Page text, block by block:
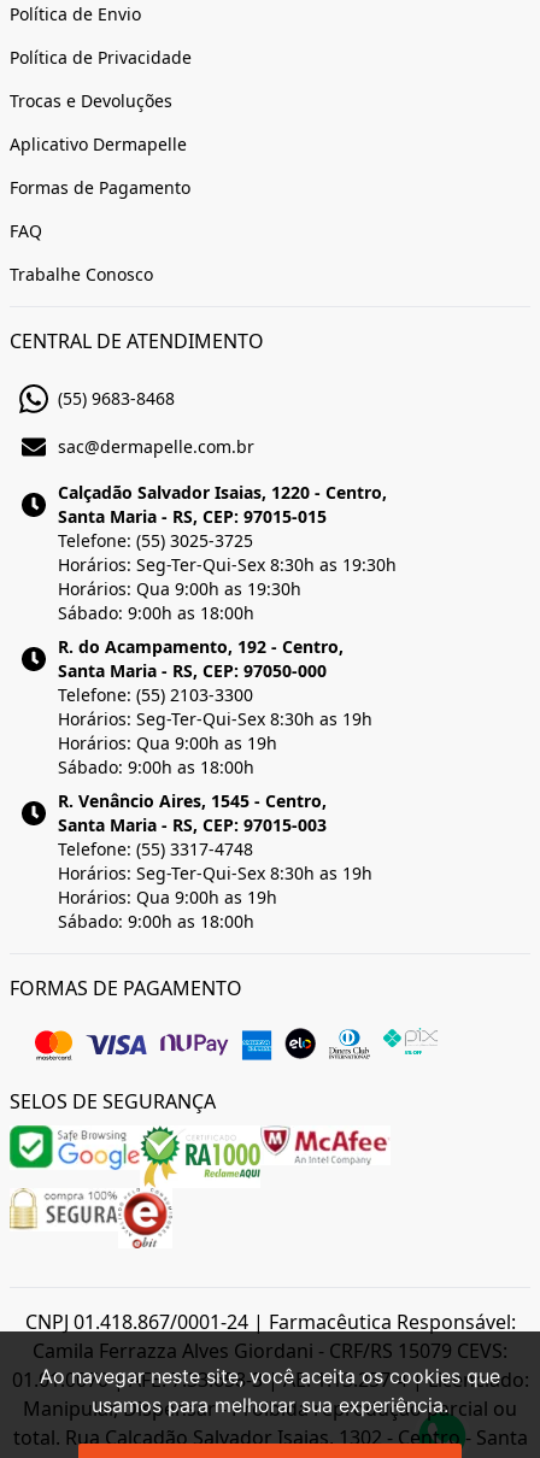
Política de Envio
Política de Privacidade
Trocas e Devoluções
Aplicativo Dermapelle
Formas de Pagamento
FAQ
Trabalhe Conosco
CENTRAL DE ATENDIMENTO
(55) 9683-8468
sac@dermapelle.com.br
Calçadão Salvador Isaias, 1220 - Centro,
Santa Maria - RS, CEP: 97015-015
Telefone: (55) 3025-3725
Horários: Seg-Ter-Qui-Sex 8:30h as 19:30h
Horários: Qua 9:00h as 19:30h
Sábado: 9:00h as 18:00h
R. do Acampamento, 192 - Centro,
Santa Maria - RS, CEP: 97050-000
Telefone: (55) 2103-3300
Horários: Seg-Ter-Qui-Sex 8:30h as 19h
Horários: Qua 9:00h as 19h
Sábado: 9:00h as 18:00h
R. Venâncio Aires, 1545 - Centro,
Santa Maria - RS, CEP: 97015-003
Telefone: (55) 3317-4748
Horários: Seg-Ter-Qui-Sex 8:30h as 19h
Horários: Qua 9:00h as 19h
Sábado: 9:00h as 18:00h
FORMAS DE PAGAMENTO
SELOS DE SEGURANÇA
CNPJ 01.418.867/0001-24 | Farmacêutica Responsável:
Camila Ferrazza Alves Giordani - CRF/RS 15079 CEVS:
01.01.0070 | AFE: 7.33.658-3 | AE: 1.13.257-4 | Licenciado:
Manipular, Dispensar - Proibida reprodução parcial ou
total. Rua Calçadão Salvador Isaias, 1302 - Centro - Santa
Ao navegar neste site, você aceita os cookies que
usamos para melhorar sua experiência.